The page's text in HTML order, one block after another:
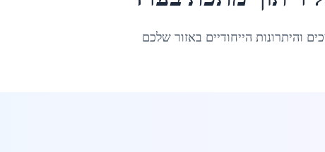
והיתרונות הייחודיים באזור שלכם